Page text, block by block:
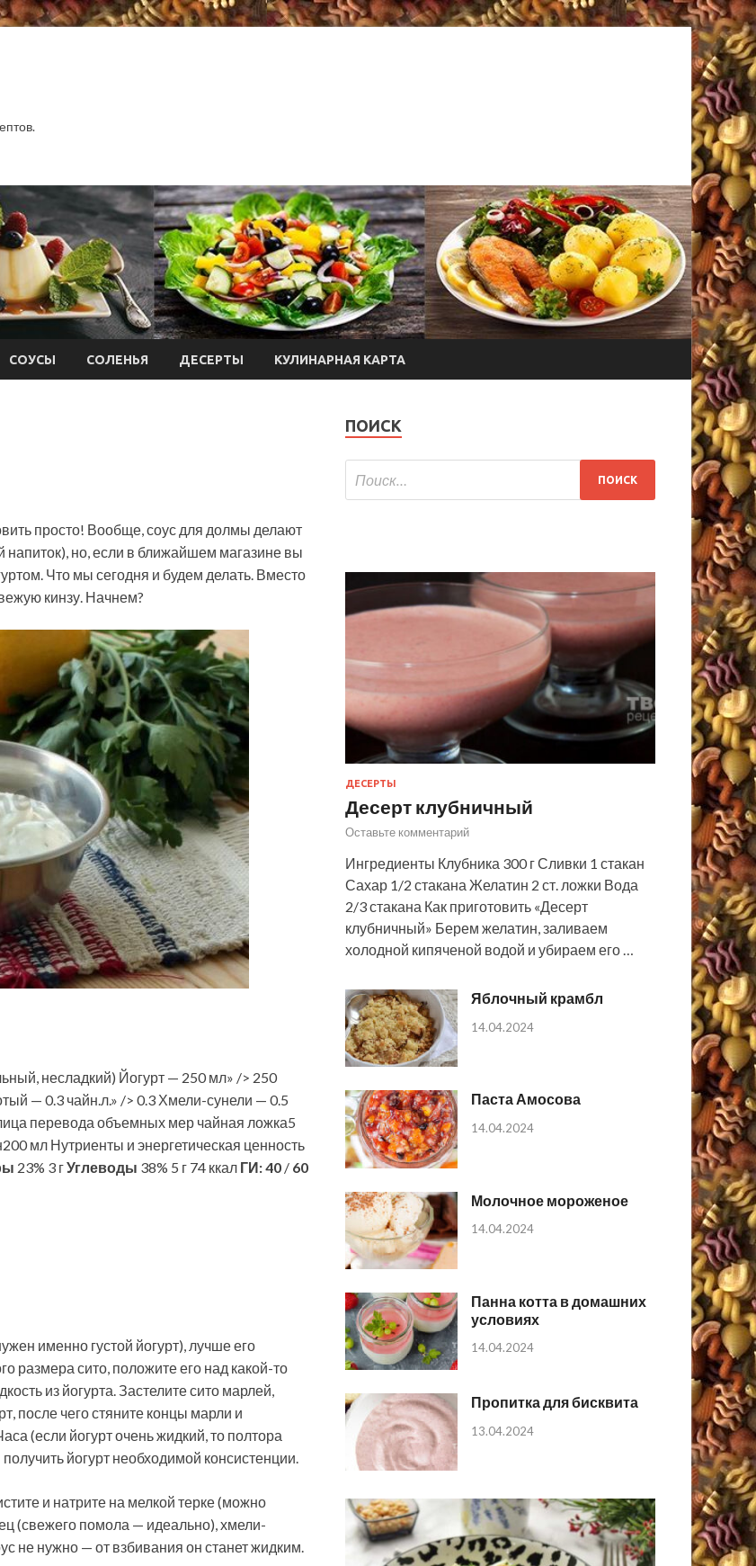
СОУСЫ СОЛЕНЬЯ ДЕСЕРТЫ КУЛИНАРНАЯ КАРТА
просто! Вообще, соус для долмы делают
но, если в ближайшем магазине вы
Что мы сегодня и будем делать. Вместо
кинзу. Начнем?
несладкий) Йогурт — 250 мл» /> 250
— 0.3 чайн.л.» /> 0.3 Хмели-сунели — 0.5
перевода объемных мер чайная ложка5
мл Нутриенты и энергетическая ценность
23% 3 гУглеводы 38% 5 г 74 ккал ГИ:40 / 60
именно густой йогурт), лучше его
размера сито, положите его над какой-то
из йогурта. Застелите сито марлей,
после чего стяните концы марли и
(если йогурт очень жидкий, то полтора
йогурт необходимой консистенции.
и натрите на мелкой терке (можно
(свежего помола — идеально), хмели-
не нужно — от взбивания он станет жидким.
ПОИСК
ДЕСЕРТЫ
Десерт клубничный
Оставьте комментарий
Ингредиенты Клубника 300 г Сливки 1 стакан
Сахар 1/2 стакана Желатин 2 ст. ложки Вода
2/3 стакана Как приготовить «Десерт
клубничный» Берем желатин, заливаем
холодной кипяченой водой и убираем его …
Яблочный крамбл
14.04.2024
Паста Амосова
14.04.2024
Молочное мороженое
14.04.2024
Панна котта в домашних
условиях
14.04.2024
Пропитка для бисквита
13.04.2024